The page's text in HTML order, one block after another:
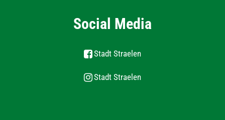
Social Media
Stadt Straelen
Stadt Straelen